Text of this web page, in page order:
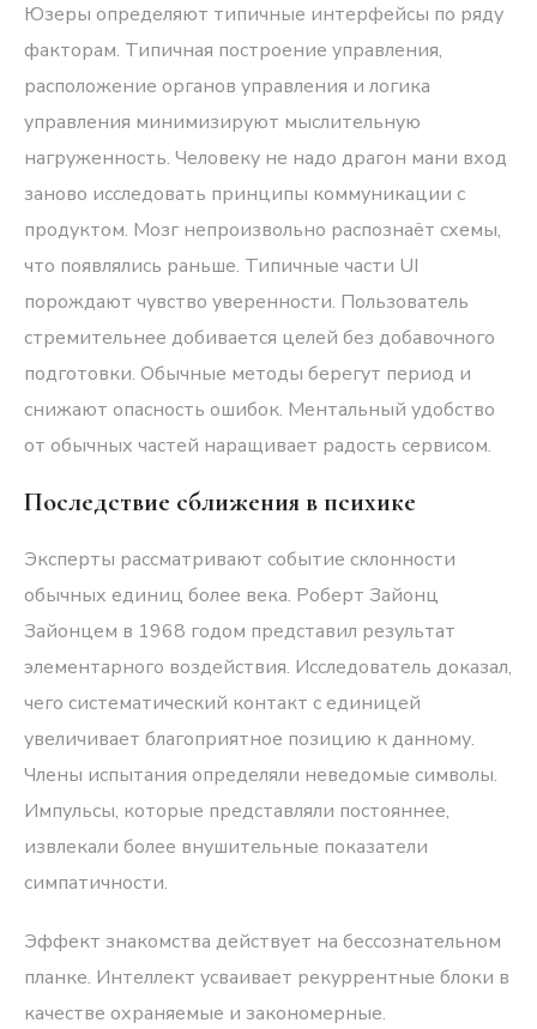
Юзеры определяют типичные интерфейсы по ряду
факторам. Типичная построение управления,
расположение органов управления и логика
управления минимизируют мыслительную
нагруженность. Человеку не надо драгон мани вход
заново исследовать принципы коммуникации с
продуктом. Мозг непроизвольно распознаёт схемы,
что появлялись раньше. Типичные части UI
порождают чувство уверенности. Пользователь
стремительнее добивается целей без добавочного
подготовки. Обычные методы берегут период и
снижают опасность ошибок. Ментальный удобство
от обычных частей наращивает радость сервисом.
Последствие сближения в психике
Эксперты рассматривают событие склонности
обычных единиц более века. Роберт Зайонц
Зайонцем в 1968 годом представил результат
элементарного воздействия. Исследователь доказал,
чего систематический контакт с единицей
увеличивает благоприятное позицию к данному.
Члены испытания определяли неведомые символы.
Импульсы, которые представляли постояннее,
извлекали более внушительные показатели
симпатичности.
Эффект знакомства действует на бессознательном
планке. Интеллект усваивает рекуррентные блоки в
качестве охраняемые и закономерные.